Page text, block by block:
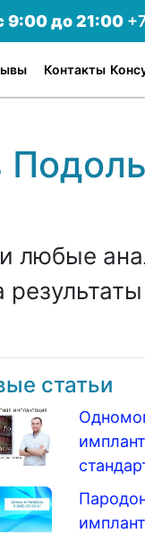
9:00 до 21:00
Контакты
любые
статьи